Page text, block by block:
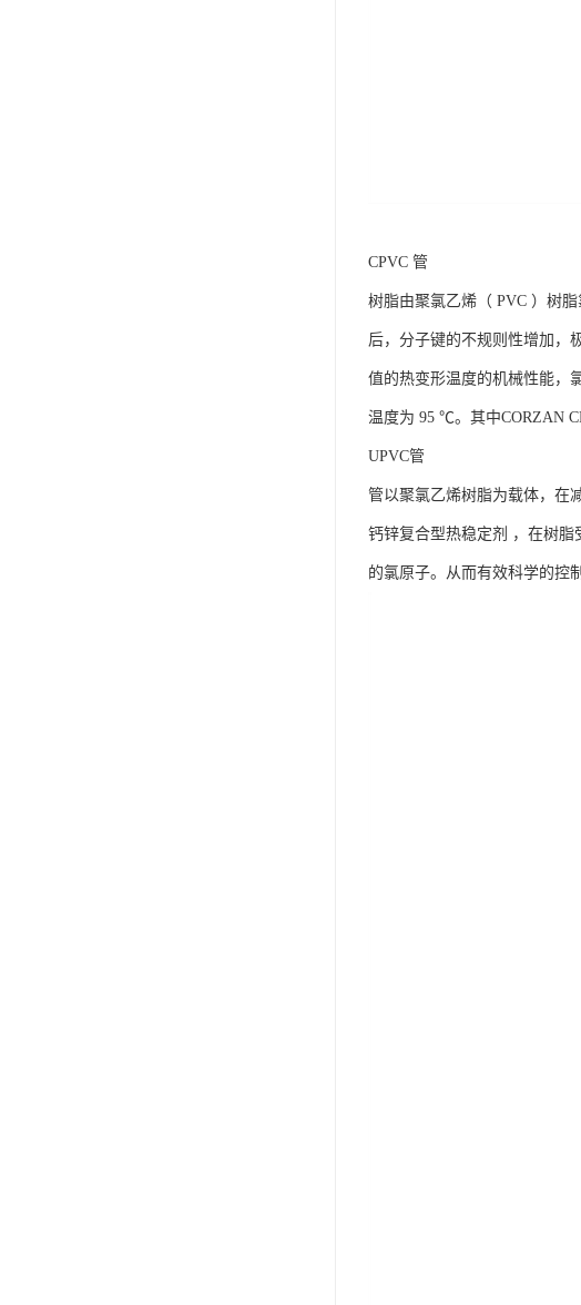
CPVC 管
树脂由聚氯乙烯（ PVC ）树
后，分子键的不规则性增加，
值的热变形温度的机械性能，
温度为 95 ℃。其中CORZAN
UPVC管
管以聚氯乙烯树脂为载体，在
钙锌复合型热稳定剂 ，在树
的氯原子。从而有效科学的控